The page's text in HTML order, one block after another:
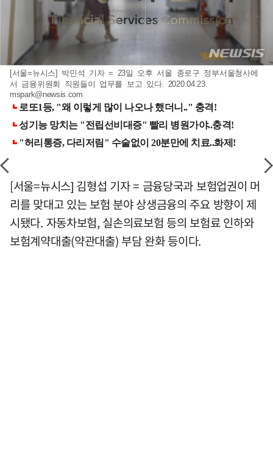
[서울=뉴시스] 박민석 기자 = 23일 오후 서울 종로구 정부서울청사에
서 금융위원회 직원들이 업무를 보고 있다. 2020.04.23.
mspark@newsis.com
[서울=뉴시스] 김형섭 기자 = 금융당국과 보험업권이 머
리를 맞대고 있는 보험 분야 상생금융의 주요 방향이 제
시됐다. 자동차보험, 실손의료보험 등의 보험료 인하와
보험계약대출(약관대출) 부담 완화 등이다.